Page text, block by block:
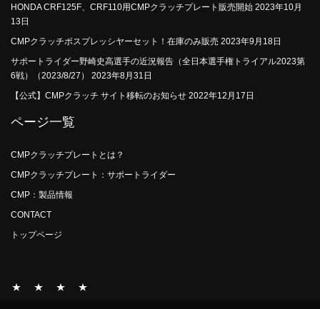
HONDA CRF125F、CRF110用CMPクラッチプレート販売開始 2023年10月
13日
CMPクラッチボスプレッシヤーセット！在庫のみ販売 2023年9月18日
サポートライダー野崎史高選手の近況報告（全日本選手権トライアル2023第
6戦）（2023/8/27）
2023年8月31日
【公式】CMPクラッチ サイト移転のお知らせ 2022年12月17日
ページ一覧
CMPクラッチプレートとは？
CMPクラッチプレート：サポートライダー
CMP：製品情報
CONTACT
トップページ